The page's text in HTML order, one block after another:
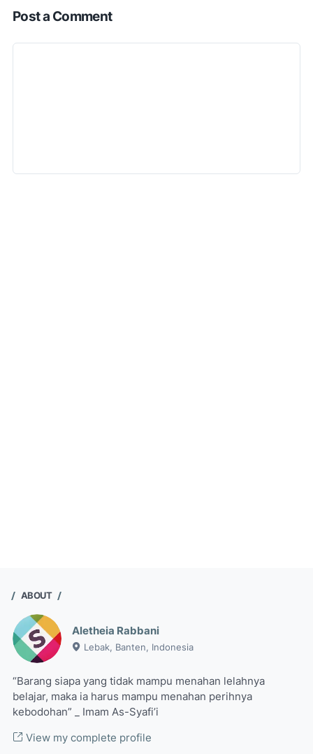
Post a Comment
ABOUT
Aletheia Rabbani
Lebak, Banten, Indonesia
“Barang siapa yang tidak mampu menahan lelahnya
belajar, maka ia harus mampu menahan perihnya
kebodohan” _ Imam As-Syafi’i
View my complete profile